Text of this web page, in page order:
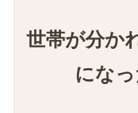
世帯が分か
にな